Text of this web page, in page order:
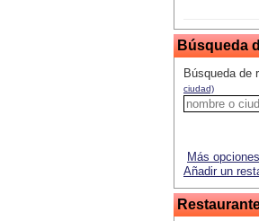
Búsqueda
Búsqueda de
ciudad)
Más
Añadir un